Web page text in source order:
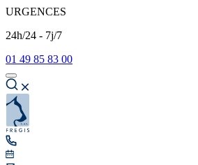
URGENCES
24h/24 - 7j/7
01 49 85 83 00